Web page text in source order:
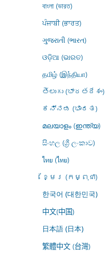
বাংলা (ভারত)
ਪੰਜਾਬੀ (ਭਾਰਤ)
ગુજરાતી (ભારત)
ଓଡ଼ିଆ (ଭାରତ)
தமிழ் (இந்தியா)
తెలుగు (భారతదేశం)
ಕನ್ನಡ (ಭಾರತ)
മലയാളം (ഇന്ത്യ)
සිංහල (ශ්‍රී ලංකාව)
ไทย (ไทย)
ខ្មែរ (កម្ពុជា)
한국어 (대한민국)
中文(中国)
日本語 (日本)
繁體中文 (台灣)